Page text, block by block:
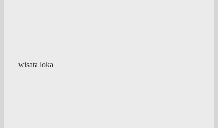
wisata lokal